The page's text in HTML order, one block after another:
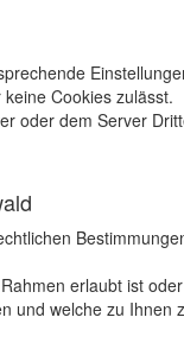
Cookies zulässt.
oder dem Server
erlaubt ist
und welche zu Ihnen